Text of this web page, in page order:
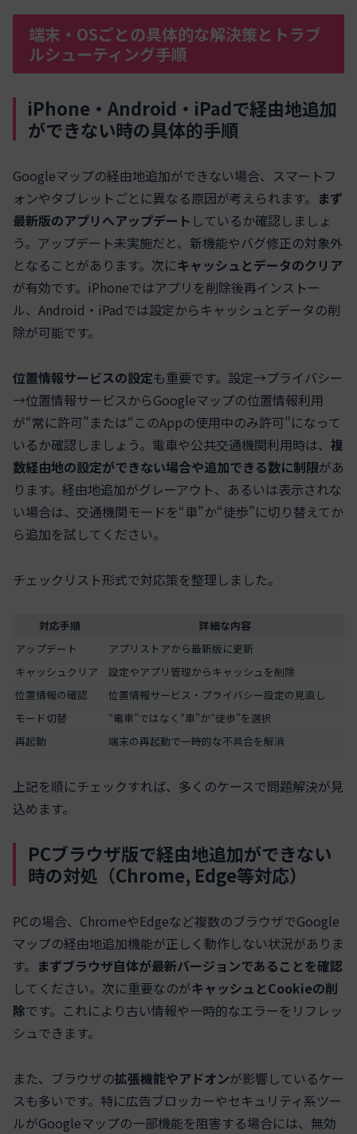
端末・OSごとの具体的な解決策とトラブ
ルシューティング手順
iPhone・Android・iPadで経由地追加
ができない時の具体的手順
Googleマップの経由地追加ができない場合、スマートフ
ォンやタブレットごとに異なる原因が考えられます。 まず
最新版のアプリへアップデート しているか確認しましょ
う。アップデート未実施だと、新機能やバグ修正の対象外
となることがあります。次にキャッシュとデータのクリア
が有効です。iPhoneではアプリを削除後再インストー
ル、Android・iPadでは設定からキャッシュとデータの削
除が可能です。
位置情報サービスの設定も重要です。設定→プライバシー
→位置情報サービスからGoogleマップの位置情報利用
が“常に許可”または“このAppの使用中のみ許可”になって
いるか確認しましょう。電車や公共交通機関利用時は、 複
数経由地の設定ができない場合や追加できる数に制限があ
ります。経由地追加がグレーアウト、あるいは表示されな
い場合は、交通機関モードを“車”か“徒歩”に切り替えてか
ら追加を試してください。
チェックリスト形式で対応策を整理しました。
対応手順
詳細な内容
アップデート
アプリストアから最新版に更新
キャッシュクリア
設定やアプリ管理からキャッシュを削除
位置情報の確認
位置情報サービス・プライバシー設定の見直し
モード切替
“電車”ではなく“車”か“徒歩”を選択
再起動
端末の再起動で一時的な不具合を解消
上記を順にチェックすれば、多くのケースで問題解決が見
込めます。
PCブラウザ版で経由地追加ができない
時の対処（Chrome, Edge等対応）
PCの場合、ChromeやEdgeなど複数のブラウザでGoogle
マップの経由地追加機能が正しく動作しない状況がありま
す。 まずブラウザ自体が最新バージョンであることを確認
してください。次に重要なのがキャッシュとCookieの削
除です。これにより古い情報や一時的なエラーをリフレッ
シュできます。
また、ブラウザの拡張機能やアドオンが影響しているケー
スも多いです。特に広告ブロッカーやセキュリティ系ツー
ルがGoogleマップの一部機能を阻害する場合には、無効